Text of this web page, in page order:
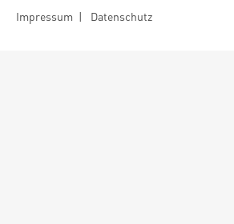
Impressum | Datenschutz